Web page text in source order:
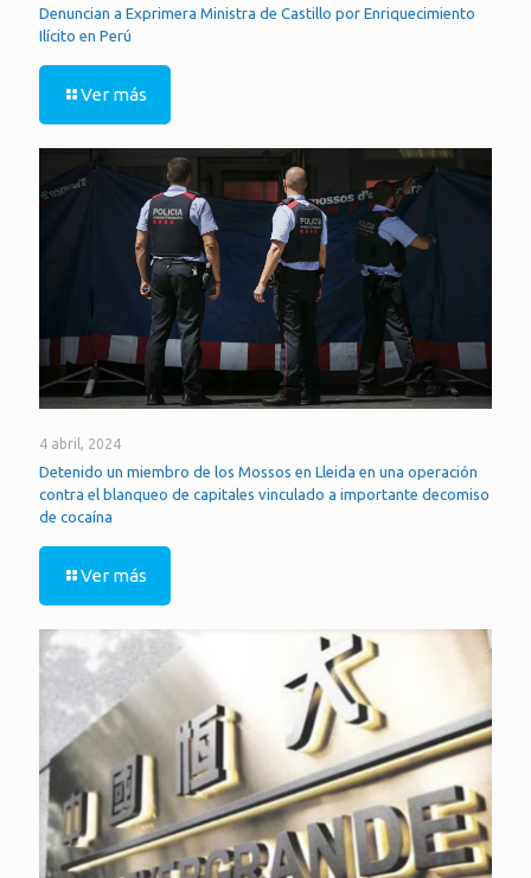
Denuncian a Exprimera Ministra de Castillo por Enriquecimiento
Ilícito en Perú
Ver más
4 abril, 2024
Detenido un miembro de los Mossos en Lleida en una operación
contra el blanqueo de capitales vinculado a importante decomiso
de cocaína
Ver más